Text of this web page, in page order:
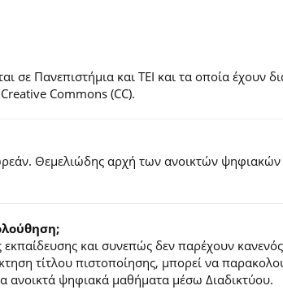
Πανεπιστήμια και ΤΕΙ και τα οποία έχουν
Commons (CC).
Θεμελιώδης αρχή των ανοικτών ψηφιακών
και συνεπώς δεν παρέχουν
τίτλου πιστοποίησης, μπορεί να
ανοικτά ψηφιακά μαθήματα μέσω Διαδικτύου.